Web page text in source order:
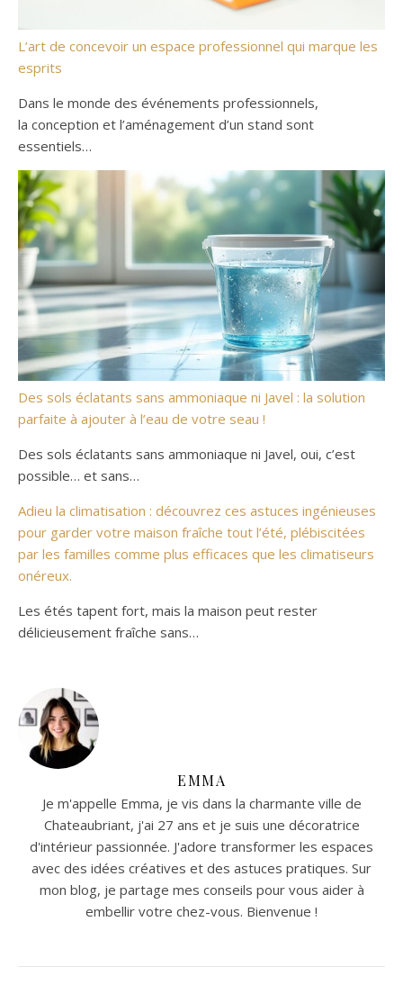
L’art de concevoir un espace professionnel qui marque les
esprits
Dans le monde des événements professionnels,
la conception et l’aménagement d’un stand sont
essentiels…
Des sols éclatants sans ammoniaque ni Javel : la solution
parfaite à ajouter à l’eau de votre seau !
Des sols éclatants sans ammoniaque ni Javel, oui, c’est
possible… et sans…
Adieu la climatisation : découvrez ces astuces ingénieuses
pour garder votre maison fraîche tout l’été, plébiscitées
par les familles comme plus efficaces que les climatiseurs
onéreux.
Les étés tapent fort, mais la maison peut rester
délicieusement fraîche sans…
EMMA
Je m'appelle Emma, je vis dans la charmante ville de
Chateaubriant, j'ai 27 ans et je suis une décoratrice
d'intérieur passionnée. J'adore transformer les espaces
avec des idées créatives et des astuces pratiques. Sur
mon blog, je partage mes conseils pour vous aider à
embellir votre chez-vous. Bienvenue !